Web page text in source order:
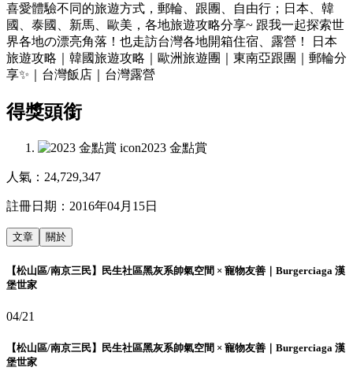
喜愛體驗不同的旅遊方式，郵輪、跟團、自由行；日本、韓
國、泰國、新馬、歐美，各地旅遊攻略分享~ 跟我一起探索世
界各地の漂亮角落！也走訪台灣各地開箱住宿、露營！ 日本
旅遊攻略｜韓國旅遊攻略｜歐洲旅遊團｜東南亞跟團｜郵輪分
享✨｜台灣飯店｜台灣露營
得獎頭銜
2023 金點賞
人氣： 24,729,347
註冊日期： 2016年04月15日
文章 關於
【松山區/南京三民】民生社區黑灰系帥氣空間 × 寵物友善｜Burgerciaga 漢
堡世家
04/21
【松山區/南京三民】民生社區黑灰系帥氣空間 × 寵物友善｜Burgerciaga 漢
堡世家